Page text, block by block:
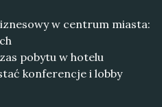
w centrum miasta:
pobytu w hotelu
konferencje i lobby